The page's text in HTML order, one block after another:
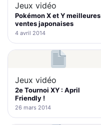
Jeux vidéo
Pokémon X et Y meilleures
ventes japonaises
4 avril 2014
Jeux vidéo
2e Tournoi XY : April
Friendly !
26 mars 2014